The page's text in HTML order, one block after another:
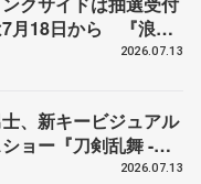
7月18日から 『浪速
トフェスティバル
2026.07.13
、新キービジュアル
ョー『刀剣乱舞 -
リセール実施も発表
2026.07.13